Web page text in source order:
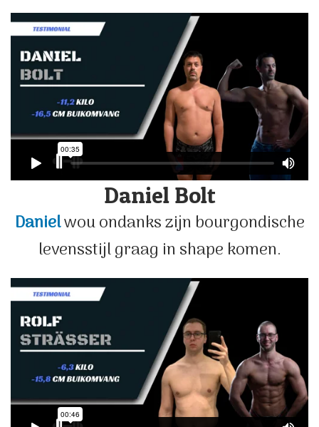
Daniel Bolt
Danielwou ondanks zijn bourgondische
levensstijl graag in shape komen.